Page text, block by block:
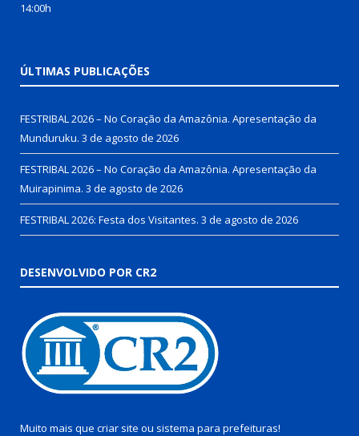
14:00h
ÚLTIMAS PUBLICAÇÕES
FESTRIBAL 2026 – No Coração da Amazônia. Apresentação da
Munduruku. 3 de agosto de 2026
FESTRIBAL 2026 – No Coração da Amazônia. Apresentação da
Muirapinima. 3 de agosto de 2026
FESTRIBAL 2026: Festa dos Visitantes. 3 de agosto de 2026
DESENVOLVIDO POR CR2
Muito mais que criar site ou sistema para prefeituras!